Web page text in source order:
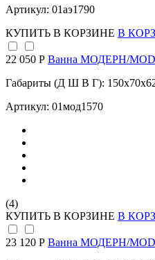
Артикул: 01аэ1790
КУПИТЬ В КОРЗИНЕ В
22 050 Р Ванна МОДЕРН/
Габариты (Д Ш В Г):
Артикул: 01мод1570
(4)
КУПИТЬ В КОРЗИНЕ В
23 120 Р Ванна МОДЕРН/